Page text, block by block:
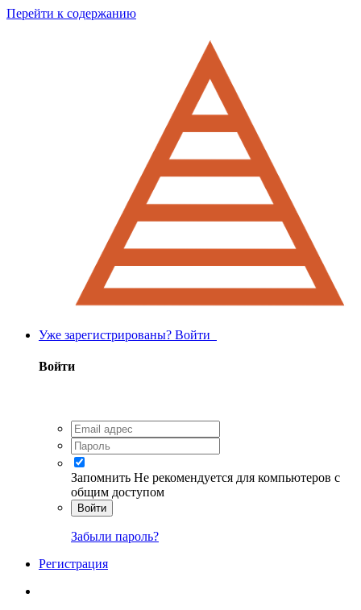
Перейти к содержанию
Уже зарегистрированы? Войти
Войти
Запомнить Не рекомендуется для компьютеров с
общим доступом
Войти
Забыли пароль?
Регистрация